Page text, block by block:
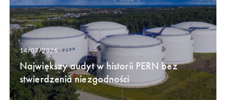
14/07/2026
Największy audyt w historii PERN bez
stwierdzenia niezgodności